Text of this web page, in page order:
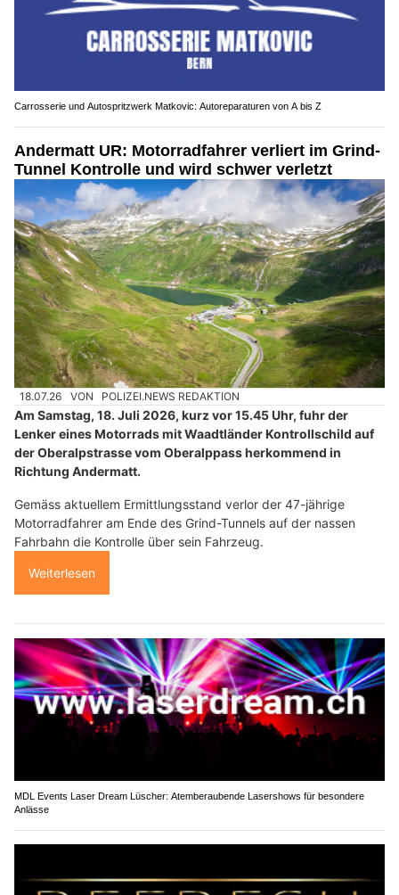
Carrosserie und Autospritzwerk Matkovic: Autoreparaturen von A bis Z
Andermatt UR: Motorradfahrer verliert im Grind-
Tunnel Kontrolle und wird schwer verletzt
18.07.26 VON POLIZEI.NEWS REDAKTION
Am Samstag, 18. Juli 2026, kurz vor 15.45 Uhr, fuhr der
Lenker eines Motorrads mit Waadtländer Kontrollschild auf
der Oberalpstrasse vom Oberalppass herkommend in
Richtung Andermatt.
Gemäss aktuellem Ermittlungsstand verlor der 47-jährige
Motorradfahrer am Ende des Grind-Tunnels auf der nassen
Fahrbahn die Kontrolle über sein Fahrzeug.
Weiterlesen
MDL Events Laser Dream Lüscher: Atemberaubende Lasershows für besondere
Anlässe